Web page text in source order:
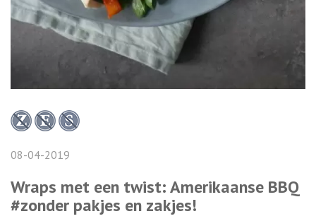
08-04-2019
Wraps met een twist: Amerikaanse BBQ
#zonder pakjes en zakjes!